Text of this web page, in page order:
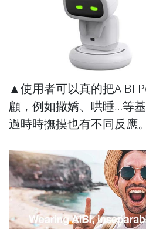
▲使用者可以真的把AIBI
顧，例如撒嬌、哄睡…等
過時時撫摸也有不同反應。